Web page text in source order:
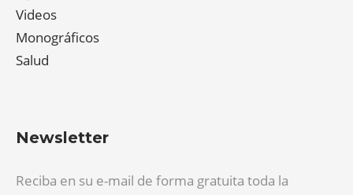
Videos
Monográficos
Salud
Newsletter
Reciba en su e-mail de forma gratuita toda la